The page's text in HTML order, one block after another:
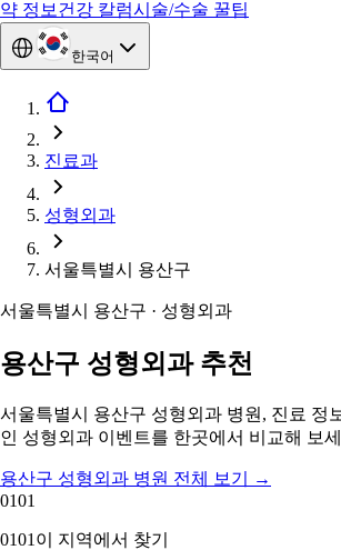
약 정보 건강 칼럼시술/수술 꿀팁
한국어
진료과
성형외과
서울특별시 용산구
서울특별시 용산구 · 성형외과
용산구 성형외과 추천
서울특별시 용산구 성형외과 병원, 진료 정
인 성형외과 이벤트를 한곳에서 비교해 보
용산구 성형외과 병원 전체 보기
→
0101
0101 이 지역에서 찾기